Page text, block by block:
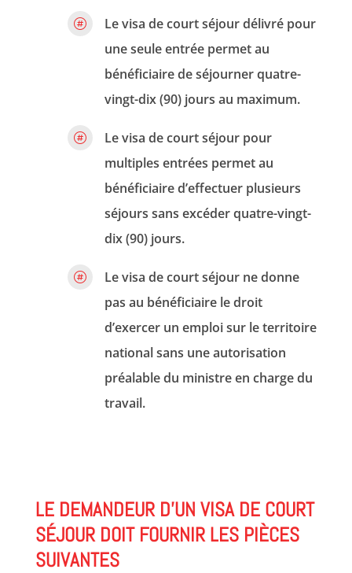

Le visa de court séjour délivré pour
une seule entrée permet au
bénéficiaire de séjourner quatre-
vingt-dix (90) jours au maximum.

Le visa de court séjour pour
multiples entrées permet au
bénéficiaire d’effectuer plusieurs
séjours sans excéder quatre-vingt-
dix (90) jours.

Le visa de court séjour ne donne
pas au bénéficiaire le droit
d’exercer un emploi sur le territoire
national sans une autorisation
préalable du ministre en charge du
travail.
LE DEMANDEUR D’UN VISA DE COURT
SÉJOUR DOIT FOURNIR LES PIÈCES
SUIVANTES